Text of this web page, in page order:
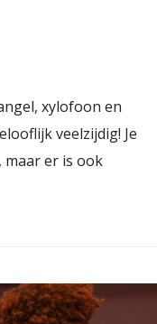
xylofoon en
veelzijdig! Je
maar er is ook